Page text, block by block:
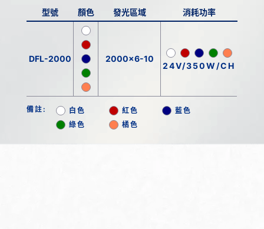
型號 顏色 發光區域 消耗功率
DFL-2000 2000x6-10
24V/350W/CH
備註: 白色 紅色
藍色
綠色
橘色